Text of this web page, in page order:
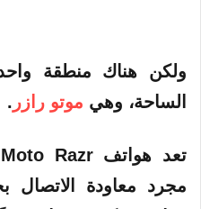
ولكن هناك منطقة
الساحة، وهي موتو رازر .
مجرد معاودة